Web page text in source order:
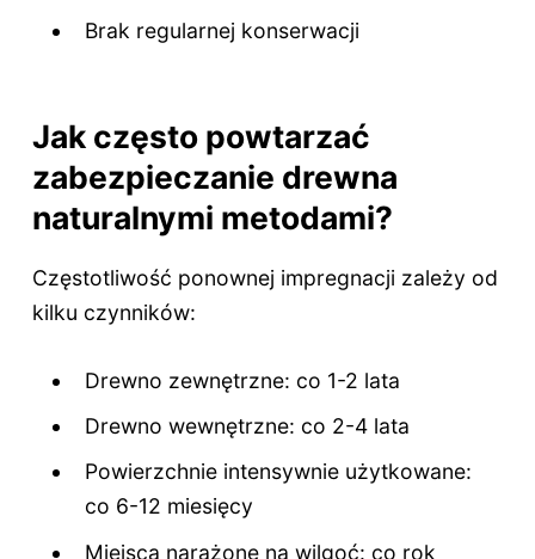
Brak regularnej konserwacji
Jak często powtarzać
zabezpieczanie drewna
naturalnymi metodami?
Częstotliwość ponownej impregnacji zależy od
kilku czynników:
Drewno zewnętrzne: co 1-2 lata
Drewno wewnętrzne: co 2-4 lata
Powierzchnie intensywnie użytkowane:
co 6-12 miesięcy
Miejsca narażone na wilgoć: co rok